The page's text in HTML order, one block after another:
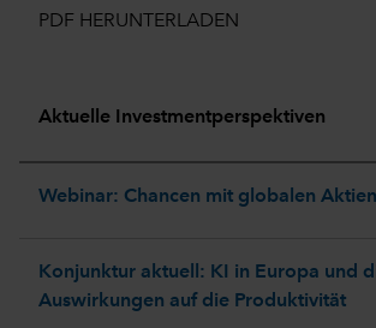
PDF HERUNTERLADEN
Aktuelle Investmentperspektiven
Webinar: Chancen mit globalen Aktien
Konjunktur aktuell: KI in Europa und
Auswirkungen auf die Produktivität